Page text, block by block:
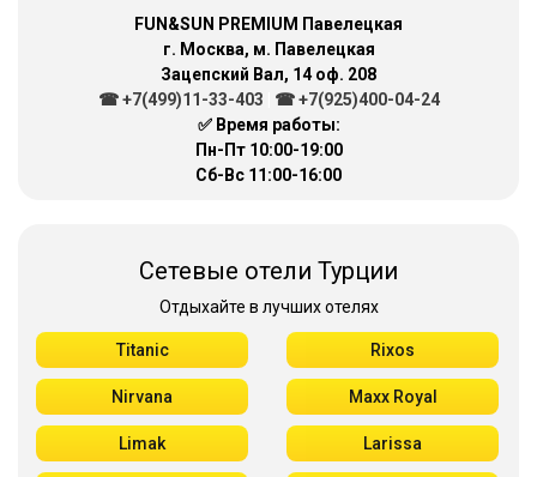
FUN&SUN PREMIUM Павелецкая
г. Москва, м. Павелецкая
Зацепский Вал, 14 оф. 208
☎ +7(499)11-33-403
☎ +7(925)400-04-24
✅ Время работы:
Пн-Пт 10:00-19:00
Сб-Вс 11:00-16:00
Сетевые отели Турции
Отдыхайте в лучших отелях
Titanic Rixos
Nirvana Maxx Royal
Limak Larissa